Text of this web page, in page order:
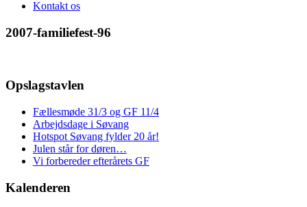
Kontakt os
2007-familiefest-96
Opslagstavlen
Fællesmøde 31/3 og GF 11/4
Arbejdsdage i Søvang
Hotspot Søvang fylder 20 år!
Julen står for døren…
Vi forbereder efterårets GF
Kalenderen